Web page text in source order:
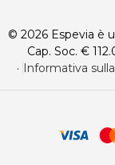
© 2026 Espevia è
Cap. Soc. €
· Informativa